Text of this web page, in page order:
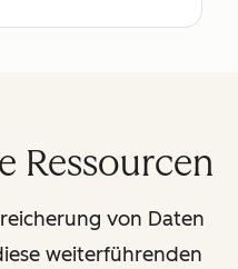
Ressourcen
von Daten
weiterführenden